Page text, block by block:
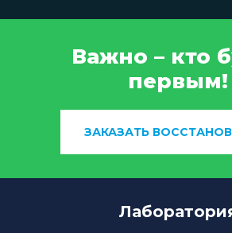
Важно – кто
первым!
ЗАКАЗАТЬ